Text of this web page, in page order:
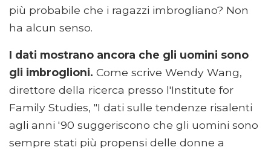
più probabile che i ragazzi imbrogliano? Non
ha alcun senso.
I dati mostrano ancora che gli uomini sono
gli imbroglioni. Come scrive Wendy Wang,
direttore della ricerca presso l'Institute for
Family Studies, "I dati sulle tendenze risalenti
agli anni '90 suggeriscono che gli uomini sono
sempre stati più propensi delle donne a